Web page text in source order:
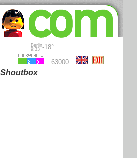
Berlin
9:33 -18°
63000
Shoutbox